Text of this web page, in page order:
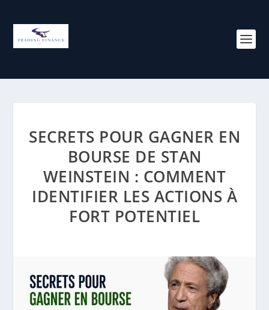
SECRETS POUR GAGNER EN
BOURSE DE STAN
WEINSTEIN : COMMENT
IDENTIFIER LES ACTIONS À
FORT POTENTIEL